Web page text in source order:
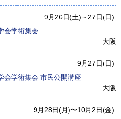
9月26日(土)～27日(日)
会学術集会
大阪
9月27日(日)
会学術集会 市民公開講座
大阪
9月28日(月)〜10月2日(金)